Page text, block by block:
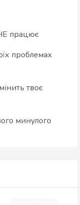
працює
проблемах
твоє
минулого